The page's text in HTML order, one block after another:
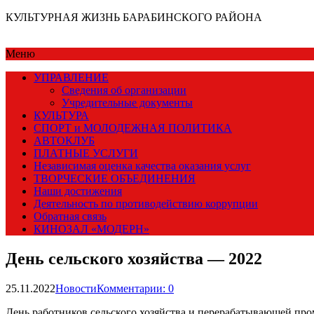
КУЛЬТУРНАЯ ЖИЗНЬ БАРАБИНСКОГО РАЙОНА
Меню
УПРАВЛЕНИЕ
Сведения об организации
Учредительные документы
КУЛЬТУРА
СПОРТ и МОЛОДЕЖНАЯ ПОЛИТИКА
АВТОКЛУБ
ПЛАТНЫЕ УСЛУГИ
Независимая оценка качества оказания услуг
ТВОРЧЕСКИЕ ОБЪЕДИНЕНИЯ
Наши достижения
Деятельность по противодействию коррупции
Обратная связь
КИНОЗАЛ «МОДЕРН»
День сельского хозяйства — 2022
25.11.2022НовостиКомментарии: 0